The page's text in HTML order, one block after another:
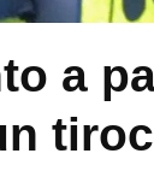
a